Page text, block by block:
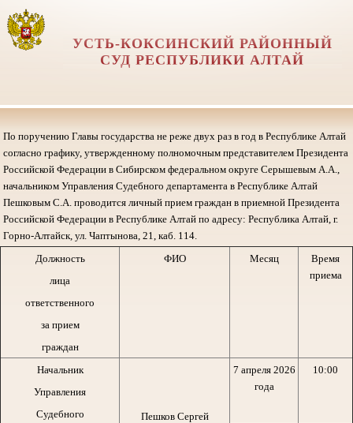
УСТЬ-КОКСИНСКИЙ РАЙОННЫЙ
СУД РЕСПУБЛИКИ АЛТАЙ
По поручению Главы государства не реже двух раз в год в Республике Алтай
согласно графику, утвержденному полномочным представителем Президента
Российской Федерации в Сибирском федеральном округе Серышевым А.А.,
начальником Управления Судебного департамента в Республике Алтай
Пешковым С.А. проводится личный прием граждан в приемной Президента
Российской Федерации в Республике Алтай по адресу: Республика Алтай, г.
Горно-Алтайск, ул. Чаптынова, 21, каб. 114.
Должность
лица
ответственного
за прием
граждан
ФИО Месяц
Время
приема
Начальник
Управления
Судебного
Пешков Сергей
7 апреля 2026
года
10:00